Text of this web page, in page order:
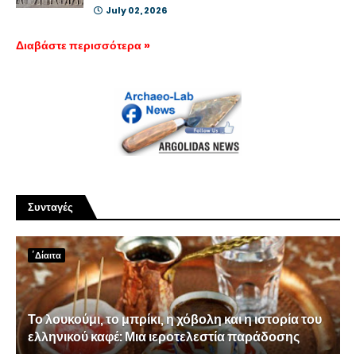
July 02, 2026
Διαβάστε περισσότερα »
Συνταγές
΄Δίαιτα
Το λουκούμι, το μπρίκι, η χόβολη και η ιστορία του
ελληνικού καφέ: Μια ιεροτελεστία παράδοσης